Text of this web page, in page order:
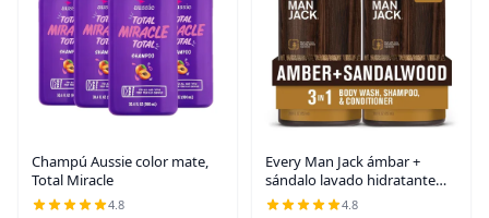
Champú Aussie color mate,
Total Miracle
4.8
Every Man Jack ámbar +
sándalo lavado hidratante
para hombres 3 en 1 para
4.8